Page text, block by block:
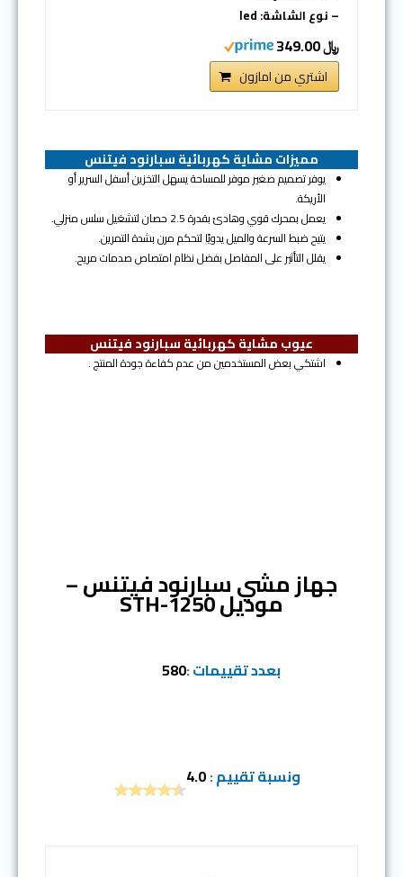
– نوع الشاشة: led
﷼ 349.00
اشتري من امازون
مميزات مشاية كهربائية سبارنود فيتنس
يوفر تصميم صغير موفر للمساحة يسهل التخزين أسفل السرير أو
الأريكة.
يعمل بمحرك قوي وهادئ بقدرة 2.5 حصان لتشغيل سلس منزلي.
يتيح ضبط السرعة والميل يدويًا لتحكم مرن بشدة التمرين.
يقلل التأثير على المفاصل بفضل نظام امتصاص صدمات مريح.
عيوب مشاية كهربائية سبارنود فيتنس
اشتكي بعض المستخدمين من عدم كفاءة جودة المنتج .
جهاز مشي سبارنود فيتنس –
موديل STH-1250
بعدد تقييمات :580
ونسبة تقييم :4.0